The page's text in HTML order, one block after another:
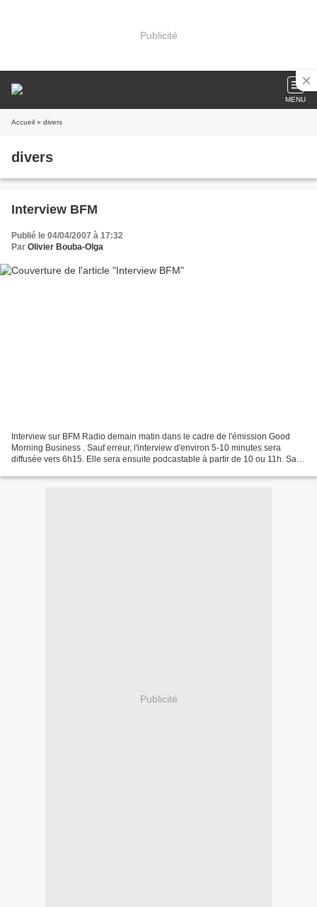
Publicité
MENU
Accueil » divers
divers
Interview BFM
Publié le 04/04/2007 à 17:32
Par Olivier Bouba-Olga
Interview sur BFM Radio demain matin dans le cadre de l'émission Good
Morning Business . Sauf erreur, l'interview d'environ 5-10 minutes sera
diffusée vers 6h15. Elle sera ensuite podcastable à partir de 10 ou 11h. Sans
Publicité